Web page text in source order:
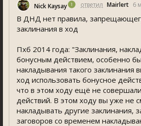
Nick Kaysay ответил Mairlert 6
В ДНД нет правила,
заклинания в ход
Пхб 2014 года: "Заклинания,
бонусным действием, особенно
накладывания такого заклинания
ход использовать бонусное
что в этом ходу ещё не
действий. В этом ходу вы уже не
накладывать другие заклинания,
заговоров со временем